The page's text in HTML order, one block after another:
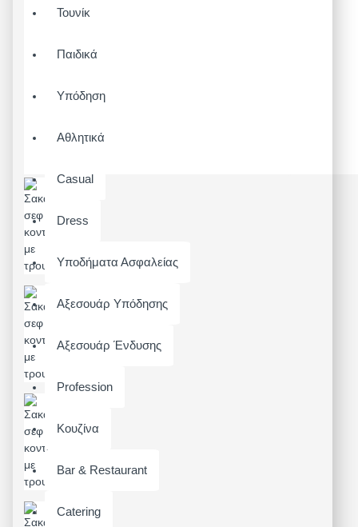
Τουνίκ
Παιδικά
Υπόδηση
Αθλητικά
Casual
Dress
Υποδήματα Ασφαλείας
Αξεσουάρ Υπόδησης
Αξεσουάρ Ένδυσης
Profession
Κουζίνα
Bar & Restaurant
Catering